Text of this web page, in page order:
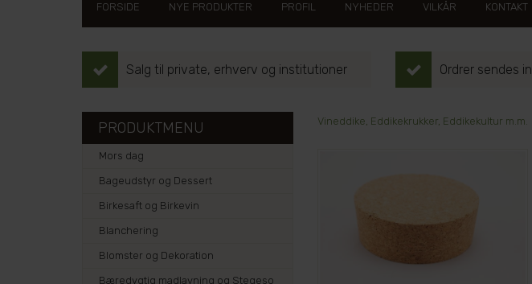
FORSIDE NYE PRODUKTER PROFIL NYHEDER VILKÅR KONTAKT
Salg til private, erhverv og institutioner Ordrer sendes
Vineddike, Eddikekrukker, Eddikekultur m.m.
PRODUKTMENU
Mors dag
Bageudstyr og Dessert
Birkesaft og Birkevin
Blanchering
Blomster og Dekoration
Bæredygtig madlavning og Stegeso